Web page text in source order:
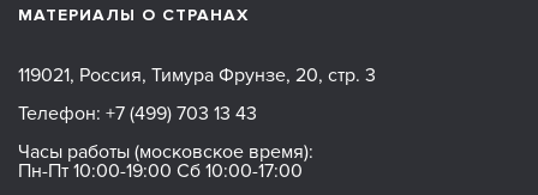
МАТЕРИАЛЫ О СТРАНАХ
119021, Россия, Тимура Фрунзе, 20, стр. 3
Телефон: +7 (499) 703 13 43
Часы работы (московское время):
Пн-Пт 10:00-19:00 Сб 10:00-17:00